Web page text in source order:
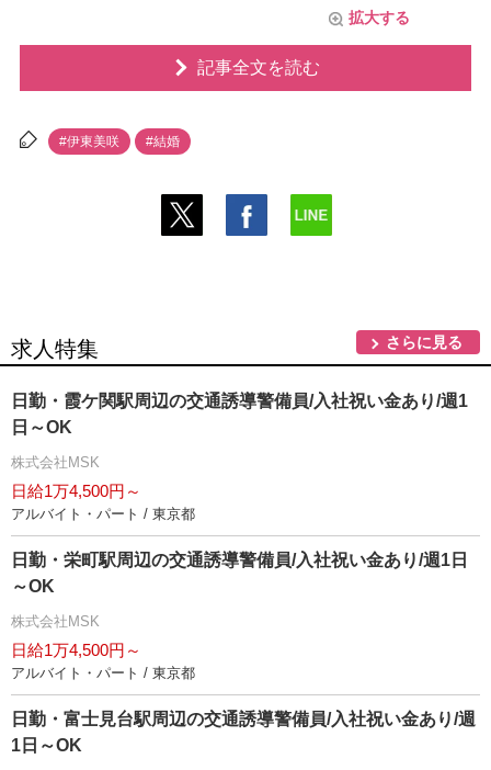
拡大する
記事全文を読む
#伊東美咲 #結婚
求人特集 さらに見る
日勤・霞ケ関駅周辺の交通誘導警備員/入社祝い金あり/週1
日～OK
株式会社MSK
日給1万4,500円～
アルバイト・パート / 東京都
日勤・栄町駅周辺の交通誘導警備員/入社祝い金あり/週1日
～OK
株式会社MSK
日給1万4,500円～
アルバイト・パート / 東京都
日勤・富士見台駅周辺の交通誘導警備員/入社祝い金あり/週
1日～OK